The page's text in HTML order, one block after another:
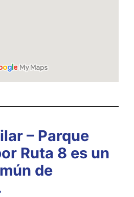
– Parque
Ruta 8 es un
de